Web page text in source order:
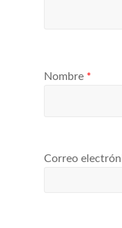
Nombre *
Correo